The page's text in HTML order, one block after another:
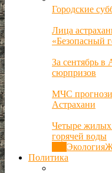
Городские
Лица
«Безопасный
За сентябрь в
сюрпризов
МЧС
Астрахани
Четыре жилых
горячей воды
Экология
Политика